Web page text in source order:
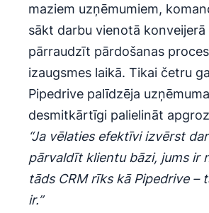
maziem uzņēmumiem,
sākt darbu vienotā konveijerā
pārraudzīt pārdošanas
izaugsmes laikā. Tikai četru
Pipedrive palīdzēja
desmitkārtīgi palielināt
“Ja vēlaties efektīvi izvērst
pārvaldīt klientu bāzi, jums ir
tāds CRM rīks kā Pipedrive –
ir.”